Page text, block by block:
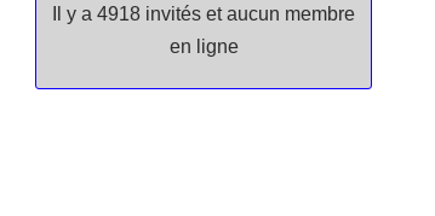
Il y a 4918 invités et aucun membre
en ligne